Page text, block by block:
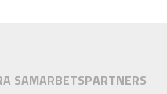
SAMARBETSPARTNERS